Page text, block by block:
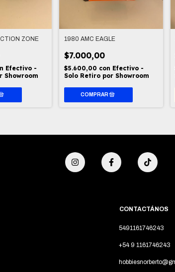
ZONE
Efectivo -
Showroom
1980 AMC EAGLE
$7.000,00
$5.600,00 con Efectivo -
Solo Retiro por Showroom
CONTACTÁNOS
5491161746243
+54 9 1161746243